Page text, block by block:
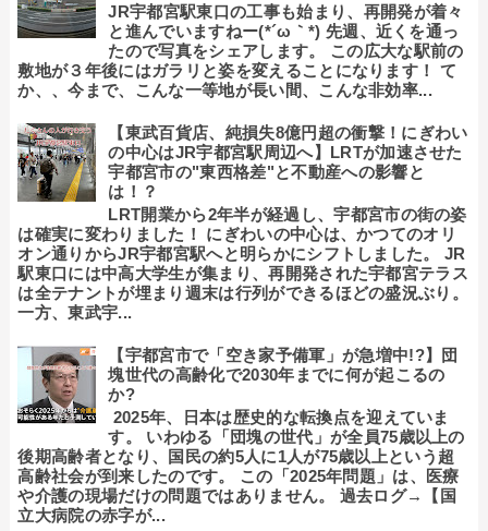
JR宇都宮駅東口の工事も始まり、再開発が着々
と進んでいますねー(*´ω｀*) 先週、近くを通っ
たので写真をシェアします。 この広大な駅前の
敷地が３年後にはガラリと姿を変えることになります！ て
か、、今まで、こんな一等地が長い間、こんな非効率...
【東武百貨店、純損失8億円超の衝撃！にぎわい
の中心はJR宇都宮駅周辺へ】LRTが加速させた
宇都宮市の"東西格差"と不動産への影響と
は！？
LRT開業から2年半が経過し、宇都宮市の街の姿
は確実に変わりました！ にぎわいの中心は、かつてのオリ
オン通りからJR宇都宮駅へと明らかにシフトしました。 JR
駅東口には中高大学生が集まり、再開発された宇都宮テラス
は全テナントが埋まり週末は行列ができるほどの盛況ぶり。
一方、東武宇...
【宇都宮市で「空き家予備軍」が急増中!?】団
塊世代の高齢化で2030年までに何が起こるの
か?
2025年、日本は歴史的な転換点を迎えていま
す。 いわゆる「団塊の世代」が全員75歳以上の
後期高齢者となり、国民の約5人に1人が75歳以上という超
高齢社会が到来したのです。 この「2025年問題」は、医療
や介護の現場だけの問題ではありません。 過去ログ→【国
立大病院の赤字が...